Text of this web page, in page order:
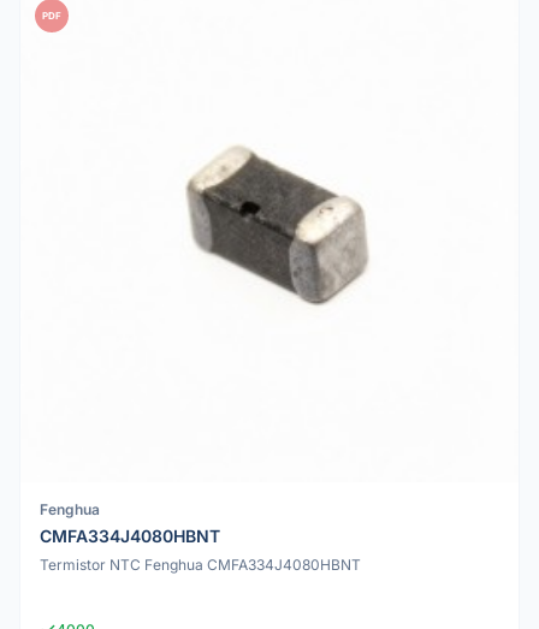
PDF
Fenghua
CMFA334J4080HBNT
Termistor NTC Fenghua CMFA334J4080HBNT